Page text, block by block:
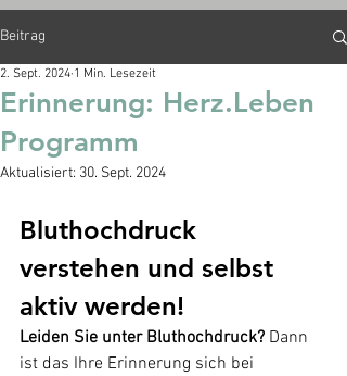
Beitrag
Erinnerung: Herz.Leben
Programm
2. Sept. 2024 1 Min. Lesezeit
Aktualisiert: 30. Sept. 2024
Bluthochdruck
verstehen und selbst
aktiv werden!
Leiden Sie unter Bluthochdruck? Dann
ist das Ihre Erinnerung sich bei